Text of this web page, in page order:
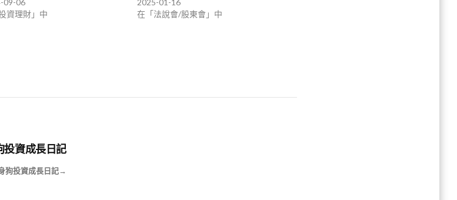
資理財」中
在「法說會/股東會」中
投資成長日記
狗投資成長日記